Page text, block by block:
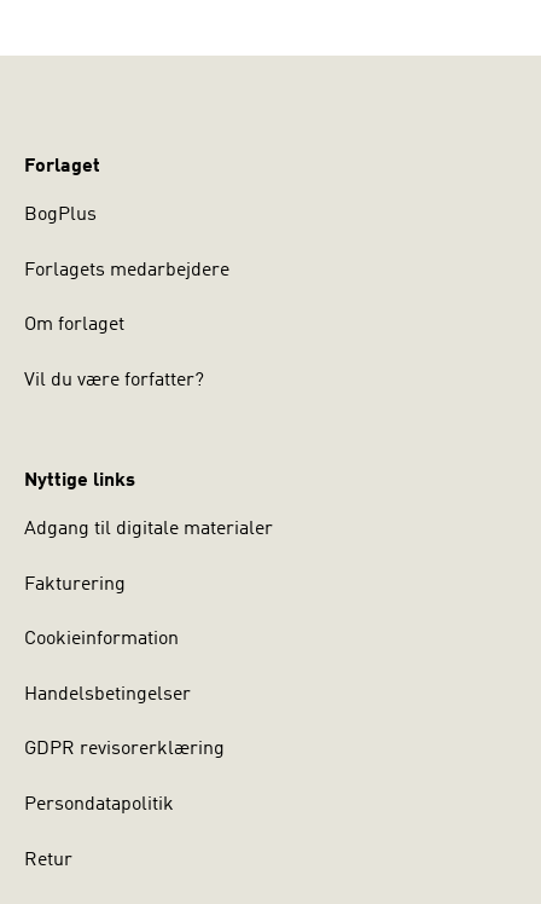
Forlaget
BogPlus
Forlagets medarbejdere
Om forlaget
Vil du være forfatter?
Nyttige links
Adgang til digitale materialer
Fakturering
Cookieinformation
Handelsbetingelser
GDPR revisorerklæring
Persondatapolitik
Retur